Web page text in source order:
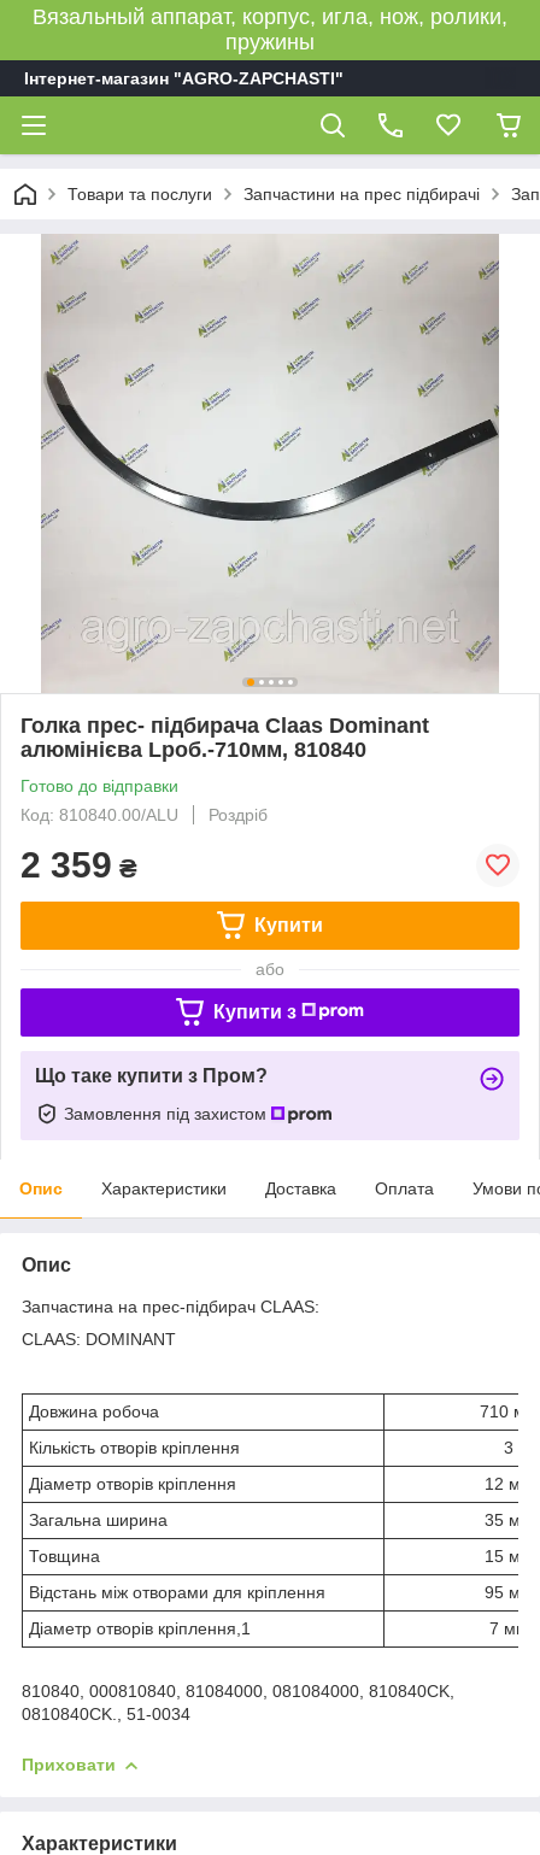
Вязальный аппарат, корпус, игла, нож, ролики,
пружины
Інтернет-магазин "AGRO-ZAPCHASTI"
Товари та послуги Запчастини на прес підбирачі
Голка прес- підбирача Claas Dominant
алюмінієва Lроб.-710мм, 810840
Готово до відправки
Код: 810840.00/ALU
Роздріб
2 359 ₴
Купити
або
Купити з
Що таке купити з Пром?
Замовлення під захистом
Опис Характеристики Доставка Оплата Умови
Опис
Запчастина на прес-підбирач CLAAS:
CLAAS: DOMINANT
Довжина робоча
710 мм
Кількість отворів кріплення
3
Діаметр отворів кріплення
12 мм
Загальна ширина
35 мм
Товщина
15 мм
Відстань між отворами для кріплення
95 мм
Діаметр отворів кріплення,1
7 мм
810840, 000810840, 81084000, 081084000, 810840CK,
0810840CK., 51-0034
Приховати
Характеристики